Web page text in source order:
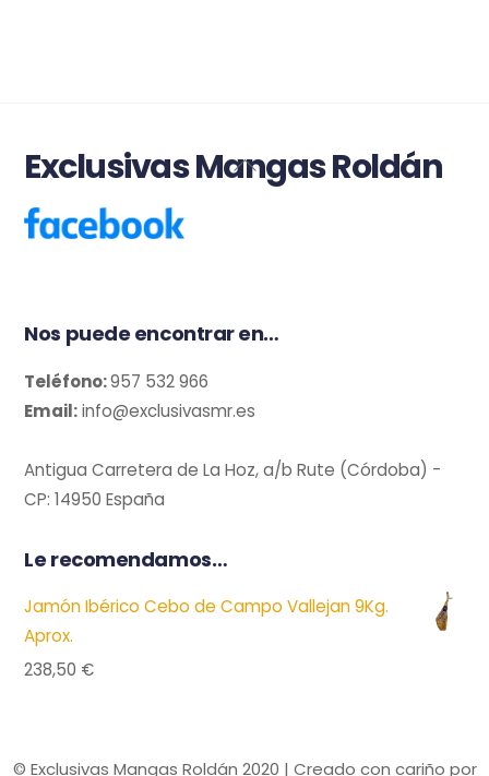
Back
Exclusivas Mangas Roldán
Nos puede encontrar en…
Teléfono:957 532 966
Email:info@exclusivasmr.es
Antigua Carretera de La Hoz, a/b Rute (Córdoba) -
CP: 14950 España
Le recomendamos…
Jamón Ibérico Cebo de Campo Vallejan 9Kg.
Aprox.
238,50 €
© Exclusivas Mangas Roldán 2020 | Creado con cariño por